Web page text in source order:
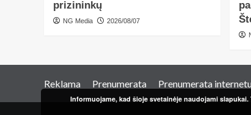
prizininkų
NG Media 2026/08/07
Reklama Prenumerata Prenumerata
Informuojame, kad šioje svetainėje naudojami